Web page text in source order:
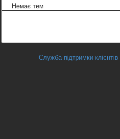
Немає тем
Служба підтримки клієнтів